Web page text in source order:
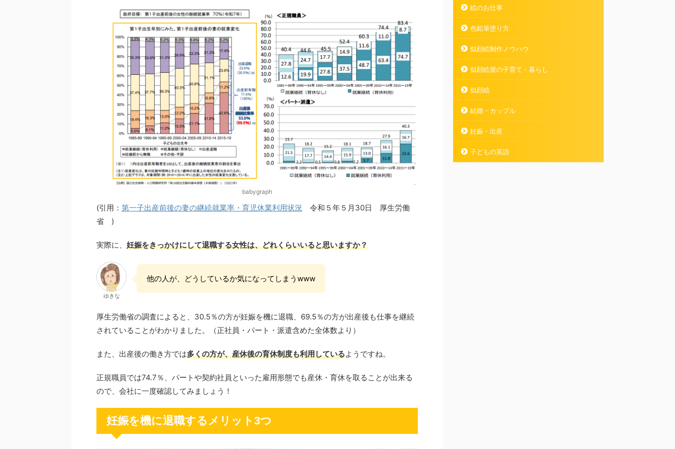
babygraph
(引用： 第一子出産前後の妻の継続就業率・育児休業利用状況
令和５年５月30日 厚生労働
省 )
実際に、 妊娠をきっかけにして退職する女性は、どれくらいいると思いますか？
ゆきな
他の人が、どうしているか気になってしまうwww
厚生労働省の調査によると、30.5％の方が妊娠を機に退職、69.5％の方が出産後も仕事を継続
されていることがわかりました。（正社員・パート・派遣含めた全体数より）
また、出産後の働き方では多くの方が、産休後の育休制度も利用しているようですね。
正規職員では74.7％、パートや契約社員といった雇用形態でも産休・育休を取ることが出来る
ので、会社に一度確認してみましょう！
妊娠を機に退職するメリット3つ
絵のお仕事
色鉛筆塗り方
似顔絵制作ノウハウ
似顔絵屋の子育て・暮らし
似顔絵
結婚・カップル
妊娠・出産
子どもの英語